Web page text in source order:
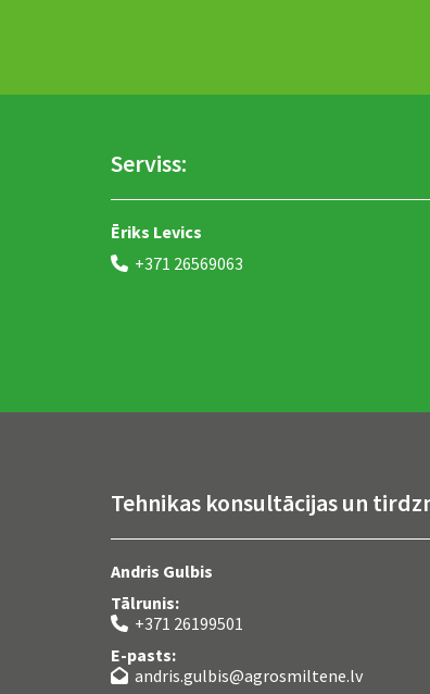
Serviss:
Ēriks Levics
 +371 26569063
Tehnikas konsultācijas un
Andris Gulbis
Tālrunis:
 +371 26199501
E-pasts:
 andris.gulbis@agrosmiltene.lv